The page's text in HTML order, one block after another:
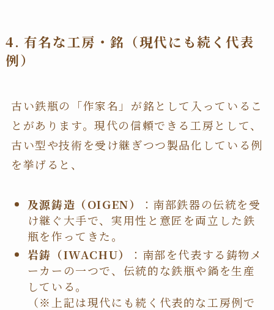
4. 有名な工房・銘（現代にも続く代表
例）
古い鉄瓶の「作家名」が銘として入っているこ
とがあります。現代の信頼できる工房として、
古い型や技術を受け継ぎつつ製品化している例
を挙げると、
及源鋳造（OIGEN）
：南部鉄器の伝統を受
け継ぐ大手で、実用性と意匠を両立した鉄
瓶を作ってきた。
岩鋳（IWACHU）
：南部を代表する鋳物メ
ーカーの一つで、伝統的な鉄瓶や鍋を生産
している。
（※上記は現代にも続く代表的な工房例で